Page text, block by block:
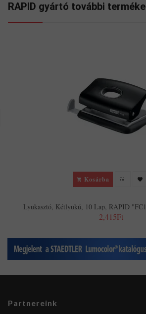
RAPID gyártó további
Kosárba
Lyukasztó, Kétlyukú, 10 Lap, RAPID
2,415Ft
Partnereink